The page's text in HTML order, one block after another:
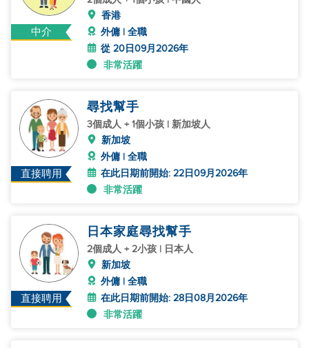
中介
香港
外傭 | 全職
從 20日09月2026年
非常活躍
直接聘用
尋找幫手
3個成人 + 1個小孩 | 新加坡人
新加坡
外傭 | 全職
在此日期前開始: 22日09月2026年
非常活躍
直接聘用
日本家庭尋找幫手
2個成人 + 2小孩 | 日本人
新加坡
外傭 | 全職
在此日期前開始: 28日08月2026年
非常活躍